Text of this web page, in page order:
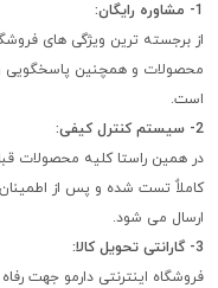
1- مشاوره رایگان:
از برجسته ترین ویژگی های
است.
2- سیستم کنترل کیفی:
در همین راستا کلیه محصولات
کاملاٌ تست شده و پس از
ارسال می شود.
3- گارانتی تحویل کالا:
فروشگاه اینترنتی دارمو جهت